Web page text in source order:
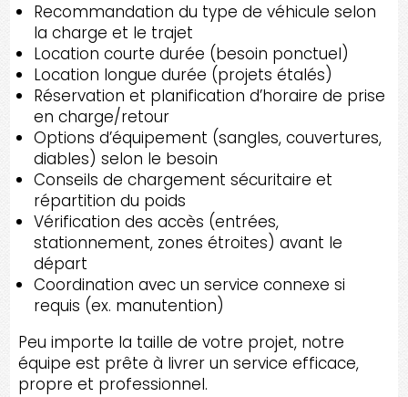
Recommandation du type de véhicule selon
la charge et le trajet
Location courte durée (besoin ponctuel)
Location longue durée (projets étalés)
Réservation et planification d’horaire de prise
en charge/retour
Options d’équipement (sangles, couvertures,
diables) selon le besoin
Conseils de chargement sécuritaire et
répartition du poids
Vérification des accès (entrées,
stationnement, zones étroites) avant le
départ
Coordination avec un service connexe si
requis (ex. manutention)
Peu importe la taille de votre projet, notre
équipe est prête à livrer un service efficace,
propre et professionnel.